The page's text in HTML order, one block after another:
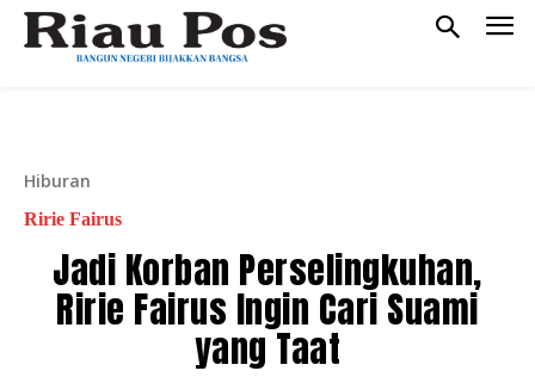
Hiburan
Ririe Fairus
Jadi Korban Perselingkuhan,
Ririe Fairus Ingin Cari Suami
yang Taat